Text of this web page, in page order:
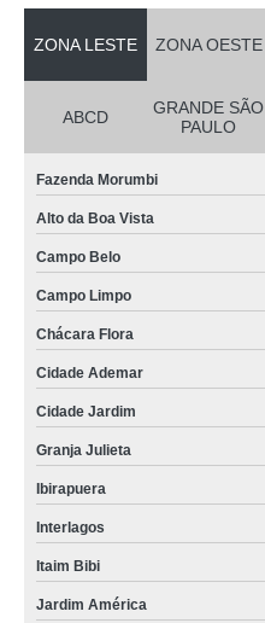
ZONA LESTE ZONA OESTE
ABCD
GRANDE SÃO
PAULO
Fazenda Morumbi
Alto da Boa Vista
Campo Belo
Campo Limpo
Chácara Flora
Cidade Ademar
Cidade Jardim
Granja Julieta
Ibirapuera
Interlagos
Itaim Bibi
Jardim América